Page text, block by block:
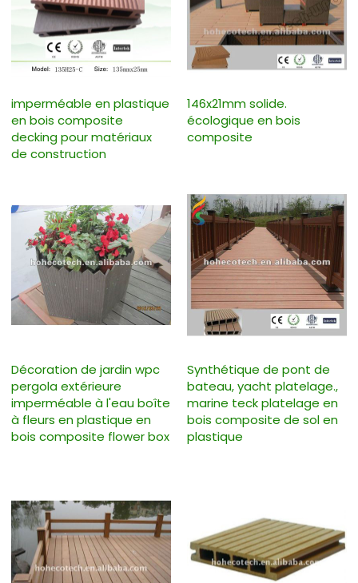
imperméable en plastique
en bois composite
decking pour matériaux
de construction
146x21mm solide.
écologique en bois
composite
Décoration de jardin wpc
pergola extérieure
imperméable à l'eau boîte
à fleurs en plastique en
bois composite flower box
Synthétique de pont de
bateau, yacht platelage.,
marine teck platelage en
bois composite de sol en
plastique